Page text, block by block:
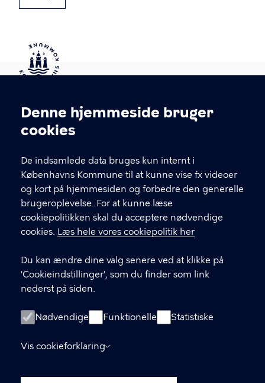
Cookieindstillinger
Denne hjemmeside bruger
cookies
De indsamlede data bruges kun internt i
Københavns Kommune til at kunne vise fx videoer
og kort på hjemmesiden og forbedre den generelle
brugeroplevelse. For at kunne læse
cookiepolitikken skal du acceptere nødvendige
cookies. Læs hele vores cookiepolitik her
Du kan ændre dine valg senere ved at klikke på
'Cookieindstillinger', som du finder som link
nederst på siden.
Nødvendige Funktionelle Statistiske
Vis cookieforklaring
Kontakt Københavns Kommune
T
fFind andre kontakter her
CVR-nummer64942212
GENVEJE
Digital Post
Databeskyttelse
Tilgængelighedserklæring
Om hjemmesiden